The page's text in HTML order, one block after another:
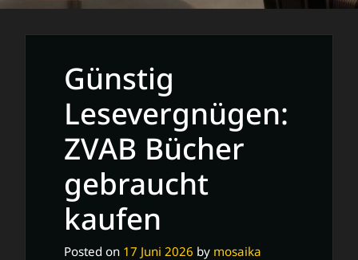
Günstig
Lesevergnügen:
ZVAB Bücher
gebraucht
kaufen
Posted on 17 Juni 2026 by mosaika